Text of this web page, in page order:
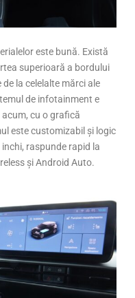
este bună. Există
superioară a bordului
la celelalte mărci ale
de infotainment e
cu o grafică
este customizabil și logic
raspunde rapid la
și Android Auto.